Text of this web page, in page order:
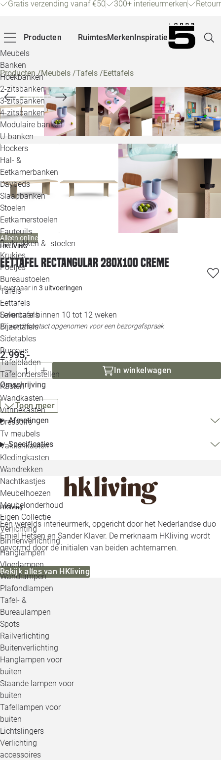
Gratis verzending vanaf €50 300+ interieurmerken
Producten
Meubels
Banken
Hoekbanken
2-zitsbanken
3-zitsbanken
4-zitsbanken
Modulaire banken
U-banken
Hockers
Hal- &
Eetkamerbanken
Daybeds
Slaapbanken
Stoelen
Eetkamerstoelen
Fauteuils
Barkrukken & -stoelen
Krukjes
Poefjes
Bureaustoelen
Tafels
Eettafels
Salontafels
Bijzettafels
Sidetables
Bureaus
Tafelbladen
Tafelonderstellen
Kasten
Wandkasten
Vitrinekasten
Dressoirs
Tv meubels
Vakkenkasten
Kledingkasten
Wandrekken
Nachtkastjes
Meubelhoezen
Meubelonderhoud
Eigen Collectie
Verlichting
Binnenverlichting
Hanglampen
Vloerlampen
Wandlampen
Plafondlampen
Tafel- &
Bureaulampen
Spots
Railverlichting
Buitenverlichting
Hanglampen voor
buiten
Staande lampen voor
buiten
Tafellampen voor
buiten
Lichtslingers
Verlichting
accessoires
RuimtesMerkenInspiratie
Producten/Meubels /Tafels /Eettafels
Alleen online
HKLIVING
Eettafel Rectangular 280x100 creme
Leverbaar in 3 uitvoeringen
Leverbaar binnen 10 tot 12 weken
Er wordt contact opgenomen voor een bezorgafspraak
2.995,-
In winkelwagen
Omschrijving
Toon meer
Afmetingen
Specificaties
HKliving
Een werelds interieurmerk, opgericht door het Nederlandse duo
Emiel Hetsen en Sander Klaver. De merknaam HKliving wordt
gevormd door de initialen van beiden achternamen.
Bekijk alles van HKliving